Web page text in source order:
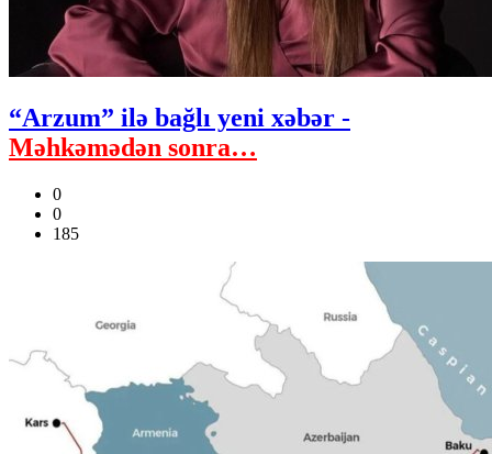
“Arzum” ilə bağlı yeni xəbər -
Məhkəmədən sonra…
0
0
185